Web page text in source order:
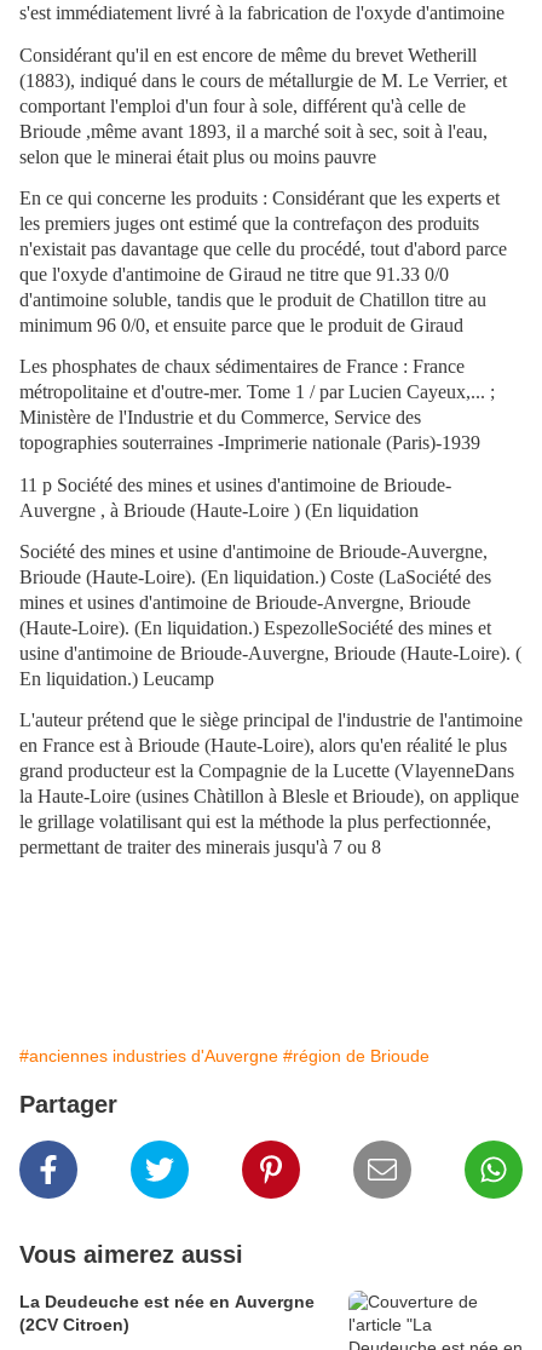
s'est immédiatement livré à la fabrication de l'oxyde d'antimoine
Considérant qu'il en est encore de même du brevet Wetherill
(1883), indiqué dans le cours de métallurgie de M. Le Verrier, et
comportant l'emploi d'un four à sole, différent qu'à celle de
Brioude ,même avant 1893, il a marché soit à sec, soit à l'eau,
selon que le minerai était plus ou moins pauvre
En ce qui concerne les produits : Considérant que les experts et
les premiers juges ont estimé que la contrefaçon des produits
n'existait pas davantage que celle du procédé, tout d'abord parce
que l'oxyde d'antimoine de Giraud ne titre que 91.33 0/0
d'antimoine soluble, tandis que le produit de Chatillon titre au
minimum 96 0/0, et ensuite parce que le produit de Giraud
Les phosphates de chaux sédimentaires de France : France
métropolitaine et d'outre-mer. Tome 1 / par Lucien Cayeux,... ;
Ministère de l'Industrie et du Commerce, Service des
topographies souterraines -Imprimerie nationale (Paris)-1939
11 p Société des mines et usines d'antimoine de Brioude-
Auvergne , à Brioude (Haute-Loire ) (En liquidation
Société des mines et usine d'antimoine de Brioude-Auvergne,
Brioude (Haute-Loire). (En liquidation.) Coste (LaSociété des
mines et usines d'antimoine de Brioude-Anvergne, Brioude
(Haute-Loire). (En liquidation.) EspezolleSociété des mines et
usine d'antimoine de Brioude-Auvergne, Brioude (Haute-Loire). (
En liquidation.) Leucamp
L'auteur prétend que le siège principal de l'industrie de l'antimoine
en France est à Brioude (Haute-Loire), alors qu'en réalité le plus
grand producteur est la Compagnie de la Lucette (VlayenneDans
la Haute-Loire (usines Chàtillon à Blesle et Brioude), on applique
le grillage volatilisant qui est la méthode la plus perfectionnée,
permettant de traiter des minerais jusqu'à 7 ou 8
#anciennes industries d'Auvergne #région de Brioude
Partager
Vous aimerez aussi
La Deudeuche est née en Auvergne
(2CV Citroen)